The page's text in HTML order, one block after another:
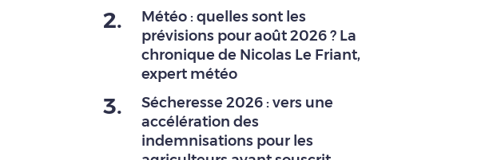
2.
Météo : quelles sont les
prévisions pour août 2026 ? La
chronique de Nicolas Le Friant,
expert météo
3.
Sécheresse 2026 : vers une
accélération des
indemnisations pour les